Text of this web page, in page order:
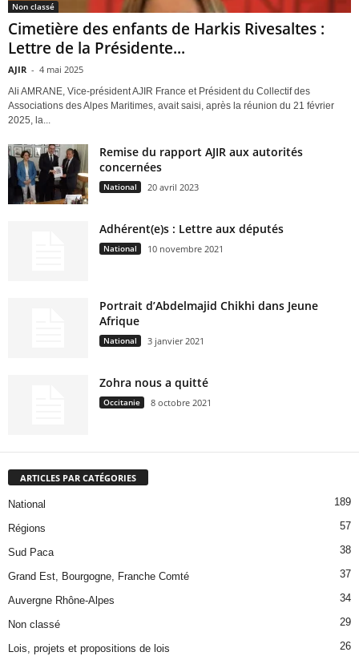
Non classé
Cimetière des enfants de Harkis Rivesaltes :
Lettre de la Présidente...
AJIR - 4 mai 2025
Ali AMRANE, Vice-président AJIR France et Président du Collectif des
Associations des Alpes Maritimes, avait saisi, après la réunion du 21 février
2025, la...
Remise du rapport AJIR aux autorités
concernées
National 20 avril 2023
Adhérent(e)s : Lettre aux députés
National 10 novembre 2021
Portrait d’Abdelmajid Chikhi dans Jeune
Afrique
National 3 janvier 2021
Zohra nous a quitté
Occitanie 8 octobre 2021
ARTICLES PAR CATÉGORIES
National 189
Régions 57
Sud Paca 38
Grand Est, Bourgogne, Franche Comté 37
Auvergne Rhône-Alpes 34
Non classé 29
Lois, projets et propositions de lois 26